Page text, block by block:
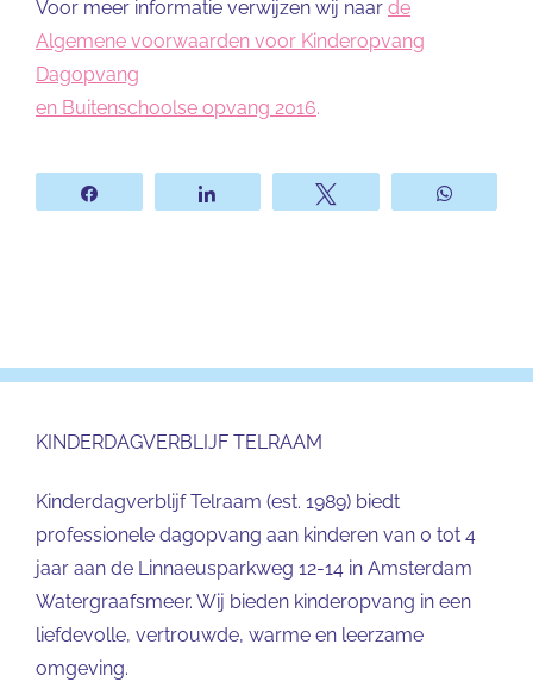
Voor meer informatie verwijzen wij naar de
Algemene voorwaarden voor Kinderopvang
Dagopvang
en Buitenschoolse opvang 2016.
KINDERDAGVERBLIJF TELRAAM
Kinderdagverblijf Telraam (est. 1989) biedt
professionele dagopvang aan kinderen van 0 tot 4
jaar aan de Linnaeusparkweg 12-14 in Amsterdam
Watergraafsmeer. Wij bieden kinderopvang in een
liefdevolle, vertrouwde, warme en leerzame
omgeving.